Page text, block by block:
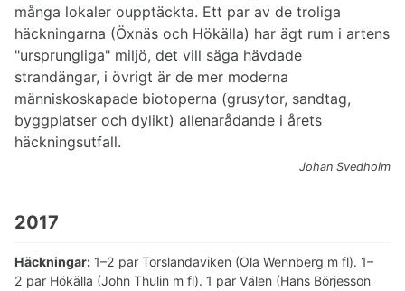
många lokaler oupptäckta. Ett par av de troliga
häckningarna (Öxnäs och Hökälla) har ägt rum i artens
"ursprungliga" miljö, det vill säga hävdade
strandängar, i övrigt är de mer moderna
människoskapade biotoperna (grusytor, sandtag,
byggplatser och dylikt) allenarådande i årets
häckningsutfall.
Johan Svedholm
2017
Häckningar: 1–2 par Torslandaviken (Ola Wennberg m fl). 1–
2 par Hökälla (John Thulin m fl). 1 par Välen (Hans Börjesson